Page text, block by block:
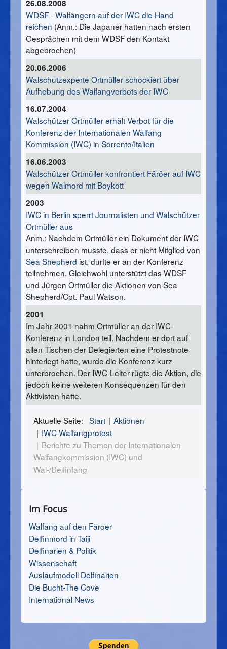
26.08.2008
WDSF - Walfängern auf der IWC die Hand
reichen (Anm.: Die Japaner hatten nach ersten
Gesprächen mit dem WDSF den Kontakt
abgebrochen)
20.06.2006
Walschutzexperte Ortmüller schockiert über
Aufhebung des Walfangverbots der IWC
16.07.2004
Walschützer Ortmüller erhält Verbot für die
Konferenz der Internationalen Walfang
Kommission (IWC) in Sorrento/Italien
16.06.2003
Walschützer Ortmüller konfrontiert Färöer auf IWC
wegen Walmord mit Boykott
2003
IWC in Berlin sperrt Journalisten und Walschützer
Ortmüller aus
Anm.: Nachdem Ortmüller ein Dokument der IWC
unterschreiben musste, dass er nicht Mitglied von
Sea Shepherd ist, durfte er an der Konferenz
teilnehmen. Gleichwohl unterstützt das WDSF
und Jürgen Ortmüller die Aktionen von Sea
Shepherd/Cpt. Paul Watson.
2001
Im Jahr 2001 nahm Ortmüller an der IWC-
Konferenz in London teil. Nachdem er dort auf
allen Tischen der Delegierten eine Protestnote
hinterlegt hatte, wurde die Konferenz kurz
unterbrochen. Der IWC-Leiter rügte die Aktion, die
jedoch keine weiteren Konsequenzen für den
Aktivisten hatte.
Aktuelle Seite: Start
Aktionen
IWC Walfangprotest
Berichte zu Themen der Internationalen
Walfangkommission (IWC) und
Wal-/Delfinfang
Im Focus
Walfang auf den Färoer
Delfinmord in Taiji
Delfinarien & Politik
Wissenschaft
Auslaufmodell Delfinarien
Die Bucht-The Cove
International News